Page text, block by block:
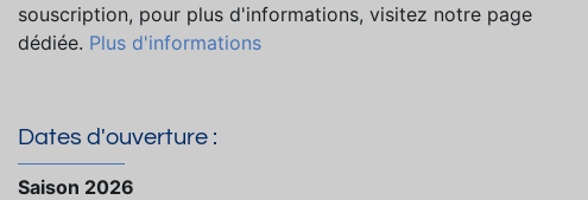
souscription, pour plus d'informations, visitez notre page
dédiée. Plus d'informations
Dates d'ouverture :
Saison 2026